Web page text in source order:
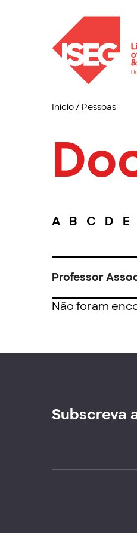
Início/ Pessoas
A B C D E
Professor
Não foram
Subscreva